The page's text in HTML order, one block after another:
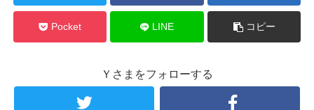
Pocket LINE コピー
Ｙさまをフォローする